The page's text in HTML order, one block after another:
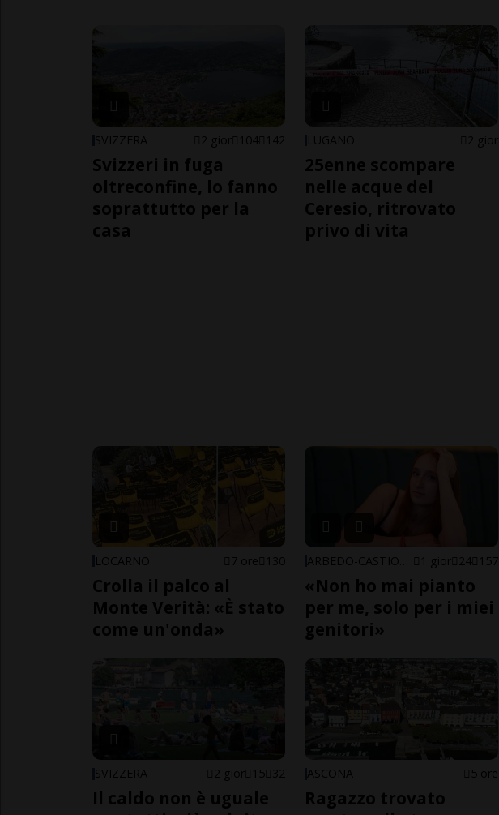
SVIZZERA 2 gior 104 142
Svizzeri in fuga
oltreconfine, lo fanno
soprattutto per la
casa
LUGANO 2 gior
25enne scompare
nelle acque del
Ceresio, ritrovato
privo di vita
LOCARNO 7 ore 130
Crolla il palco al
Monte Verità: «È stato
come un'onda»
1 gior 24 157
«Non ho mai pianto
per me, solo per i miei
genitori»
SVIZZERA 2 gior 15 32
Il caldo non è uguale
ASCONA 5 ore
Ragazzo trovato